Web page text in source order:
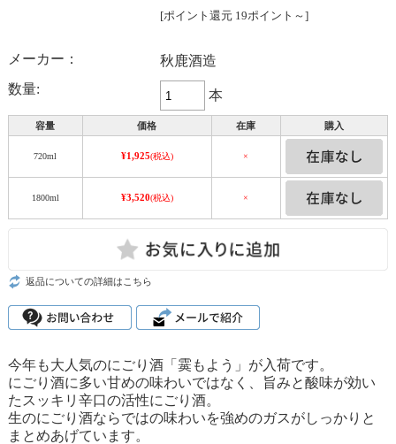
[ポイント還元 19ポイント～]
メーカー：
秋鹿酒造
数量:
本
容量 価格 在庫 購入
720ml ¥1,925(税込) ×
1800ml ¥3,520(税込) ×
返品についての詳細はこちら
今年も大人気のにごり酒「霙もよう」が入荷です。
にごり酒に多い甘めの味わいではなく、旨みと酸味が効い
たスッキリ辛口の活性にごり酒。
生のにごり酒ならではの味わいを強めのガスがしっかりと
まとめあげています。